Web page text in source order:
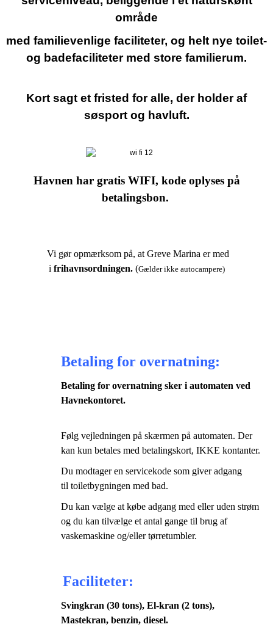
område
med familievenlige faciliteter, og helt nye toilet-
og badefaciliteter med store familierum.
Kort sagt et fristed for alle, der holder af
søsport og havluft.
Havnen har gratis WIFI, kode oplyses på
betalingsbon.
Vi gør opmærksom på, at Greve Marina er med
i frihavnsordningen. (Gælder ikke autocampere)
Betaling for overnatning:
Betaling for overnatning sker i automaten ved
Havnekontoret.
Følg vejledningen på skærmen på automaten. Der
kan kun betales med betalingskort, IKKE kontanter.
Du modtager en servicekode som giver adgang
til toiletbygningen med bad.
Du kan vælge at købe adgang med eller uden strøm
og du kan tilvælge et antal gange til brug af
vaskemaskine og/eller tørretumbler.
Faciliteter:
Svingkran (30 tons), El-kran (2 tons),
Mastekran, benzin, diesel.